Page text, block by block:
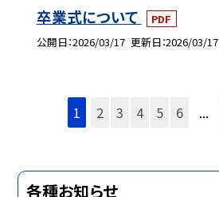
卒業式について
PDF
公開日 2026/03/17 更新日 2026/03/17
1 2 3 4 5 6 ...
各種お知らせ